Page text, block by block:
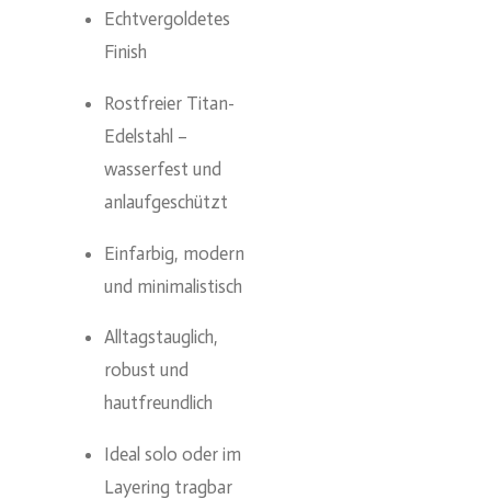
Echtvergoldetes
Finish
Rostfreier Titan-
Edelstahl –
wasserfest und
anlaufgeschützt
Einfarbig, modern
und minimalistisch
Alltagstauglich,
robust und
hautfreundlich
Ideal solo oder im
Layering tragbar